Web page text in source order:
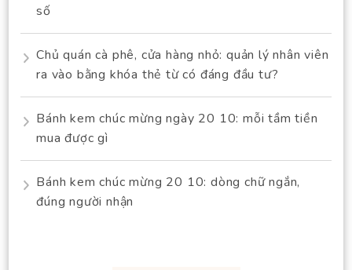
số
Chủ quán cà phê, cửa hàng nhỏ: quản lý nhân viên
ra vào bằng khóa thẻ từ có đáng đầu tư?
Bánh kem chúc mừng ngày 20 10: mỗi tầm tiền
mua được gì
Bánh kem chúc mừng 20 10: dòng chữ ngắn,
đúng người nhận